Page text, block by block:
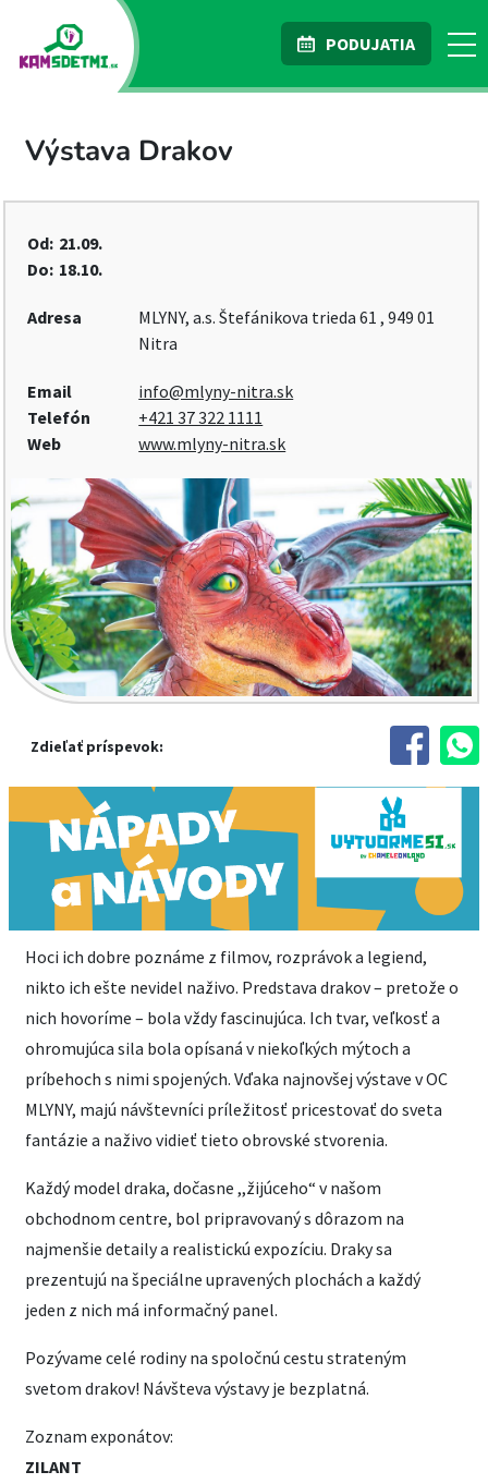
PODUJATIA
Výstava Drakov
Od: 21.09.
Do: 18.10.
Adresa
MLYNY, a.s. Štefánikova trieda 61 , 949 01
Nitra
Email
info@mlyny-nitra.sk
Telefón
+421 37 322 1111
Web
www.mlyny-nitra.sk
Zdieľať príspevok:
Hoci ich dobre poznáme z filmov, rozprávok a legiend,
nikto ich ešte nevidel naživo. Predstava drakov – pretože o
nich hovoríme – bola vždy fascinujúca. Ich tvar, veľkosť a
ohromujúca sila bola opísaná v niekoľkých mýtoch a
príbehoch s nimi spojených. Vďaka najnovšej výstave v OC
MLYNY, majú návštevníci príležitosť pricestovať do sveta
fantázie a naživo vidieť tieto obrovské stvorenia.
Každý model draka, dočasne ,,žijúceho“ v našom
obchodnom centre, bol pripravovaný s dôrazom na
najmenšie detaily a realistickú expozíciu. Draky sa
prezentujú na špeciálne upravených plochách a každý
jeden z nich má informačný panel.
Pozývame celé rodiny na spoločnú cestu strateným
svetom drakov! Návšteva výstavy je bezplatná.
Zoznam exponátov:
ZILANT